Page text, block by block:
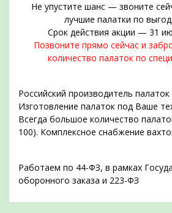
Не упустите шанс — звоните
лучшие палатки по
Срок действия акции — 31
Позвоните прямо сейчас и
количество палаток по
Российский производитель
Изготовление палаток под Ваше
Всегда большое количество
100). Комплексное снабжение
Работаем по 44-ФЗ, в рамках
оборонного заказа и 223-ФЗ
подобрать